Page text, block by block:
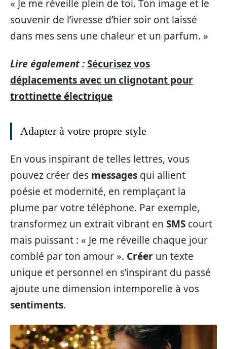
« Je me réveille plein de toi. Ton image et le
souvenir de l’ivresse d’hier soir ont laissé
dans mes sens une chaleur et un parfum. »
Lire également :Sécurisez vos
déplacements avec un clignotant pour
trottinette électrique
Adapter à votre propre style
En vous inspirant de telles lettres, vous
pouvez créer des messages qui allient
poésie et modernité, en remplaçant la
plume par votre téléphone. Par exemple,
transformez un extrait vibrant en SMS court
mais puissant : « Je me réveille chaque jour
comblé par ton amour ». Créer un texte
unique et personnel en s’inspirant du passé
ajoute une dimension intemporelle à vos
sentiments.